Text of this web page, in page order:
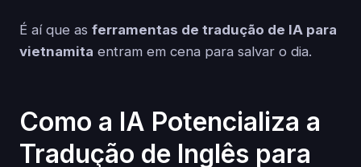
É aí que as ferramentas de tradução de IA para
vietnamita entram em cena para salvar o dia.
Como a IA Potencializa a
Tradução de Inglês para